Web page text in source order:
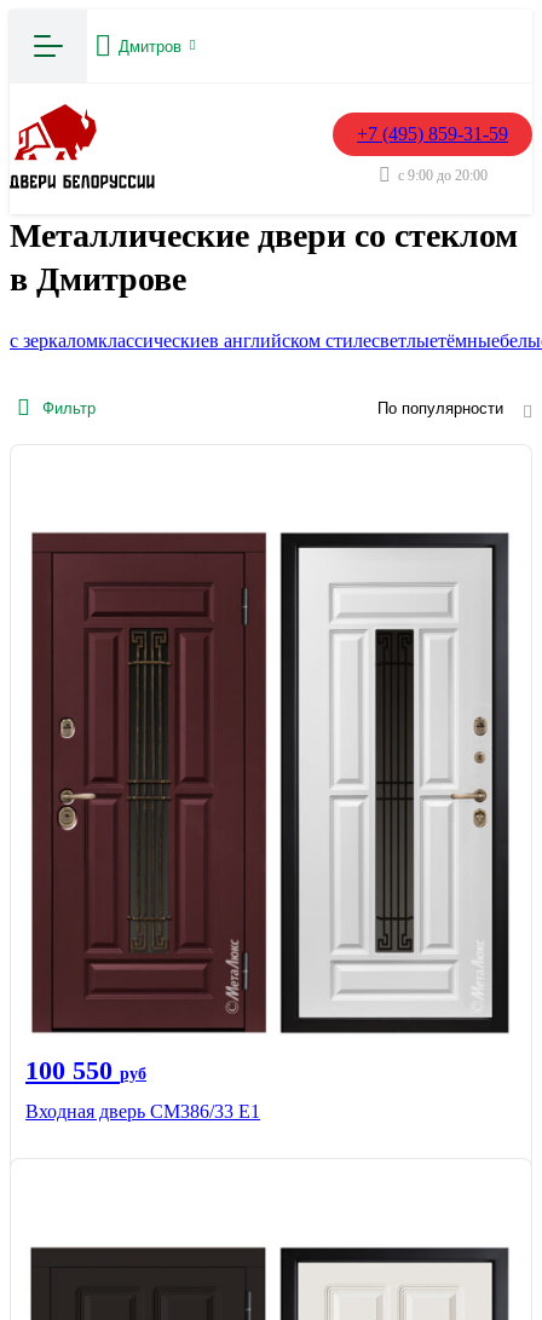
Дмитров
+7 (495) 859-31-59
с 9:00 до 20:00
Металлические двери со стеклом
в Дмитрове
с зеркаломклассическиев английском стилесветлыетёмные
Фильтр По популярности
100 550 руб
Входная дверь СМ386/33 Е1